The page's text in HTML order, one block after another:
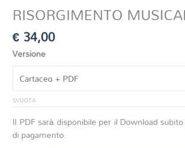
RISORGIMENTO
€34,00
Versione
SVUOTA
Il PDF sarà disponibile per il Download
di pagamento.